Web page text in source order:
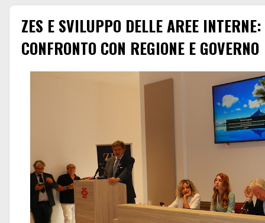
ZES E SVILUPPO DELLE AREE
CONFRONTO CON REGIONE E GOVERNO